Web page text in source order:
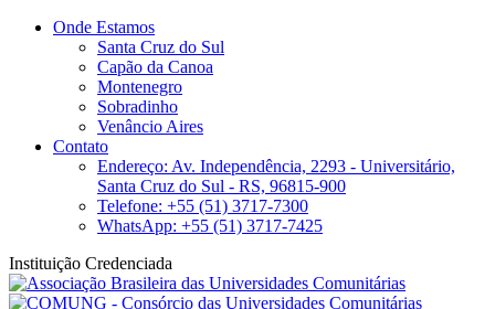
Onde Estamos
Santa Cruz do Sul
Capão da Canoa
Montenegro
Sobradinho
Venâncio Aires
Contato
Endereço: Av. Independência, 2293 - Universitário,
Santa Cruz do Sul - RS, 96815-900
Telefone: +55 (51) 3717-7300
WhatsApp: +55 (51) 3717-7425
Instituição Credenciada